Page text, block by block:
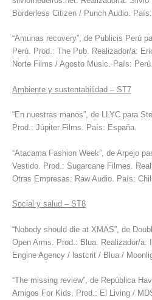
Borderless Citizen / Punch Audio. País:
“Amunas recovery”, de Publicis Perú
Perú. Prod.: The Pub. Realizador/a:
Norte Films / Agosto Music. País: Perú.
Ambiente y sustentabilidad – ST7
“En nuestras manos”, de LLYC para
Prod.: Júpiter Films. País: España.
“Atacama Fashion Week”, de Arpejo
Vestido. Prod.: Sugarcane Filmes.
Otras Empresas: Raw Audio. País:
Social y salud – ST8
“Nobody should die at XMAS”, de
Open Arms. Prod.: Blua. Realizador/a:
Engine Agency / lastcrit / Blua /
“The missing review”, de República
Amigos For Kids. Prod.: El Living /